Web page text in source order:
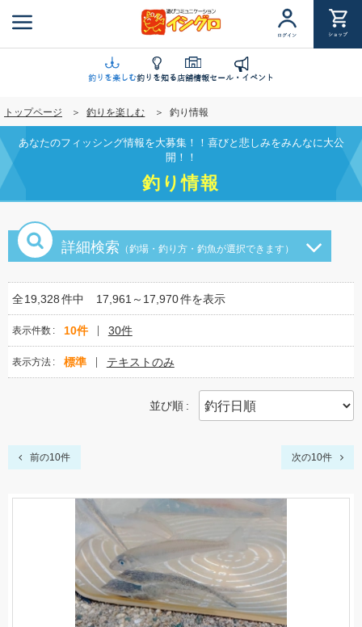
ン
に
移
動
ログイン ショップ
釣りを楽しむ釣りを知る店舗情報セール・イベント
トップページ 釣りを楽しむ 釣り情報
あなたのフィッシング情報を大募集！！喜びと悲しみをみんなに大公
開！！
釣り情報
詳細検索 （釣場・釣り方・釣魚が選択できます）
全19,328件中 17,961～17,970件を表示
表示件数 10件 30件
表示方法 標準 テキストのみ
並び順
前の10件 次の10件